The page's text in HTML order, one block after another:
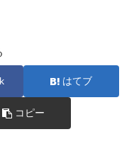
はてブ
コピー